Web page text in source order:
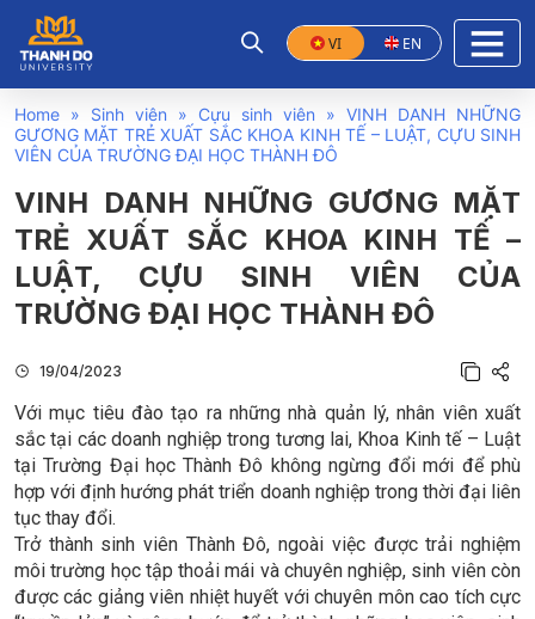
VI EN
Home » Sinh viên » Cựu sinh viên » VINH DANH NHỮNG
GƯƠNG MẶT TRẺ XUẤT SẮC KHOA KINH TẾ – LUẬT, CỰU SINH
VIÊN CỦA TRƯỜNG ĐẠI HỌC THÀNH ĐÔ
VINH DANH NHỮNG GƯƠNG MẶT
TRẺ XUẤT SẮC KHOA KINH TẾ –
LUẬT, CỰU SINH VIÊN CỦA
TRƯỜNG ĐẠI HỌC THÀNH ĐÔ
19/04/2023
Với mục tiêu đào tạo ra những nhà quản lý, nhân viên xuất
sắc tại các doanh nghiệp trong tương lai, Khoa Kinh tế – Luật
tại Trường Đại học Thành Đô không ngừng đổi mới để phù
hợp với định hướng phát triển doanh nghiệp trong thời đại liên
tục thay đổi.
Trở thành sinh viên Thành Đô, ngoài việc được trải nghiệm
môi trường học tập thoải mái và chuyên nghiệp, sinh viên còn
được các giảng viên nhiệt huyết với chuyên môn cao tích cực